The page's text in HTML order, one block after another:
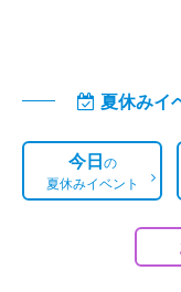
夏休みイ
今日の
夏休みイベント